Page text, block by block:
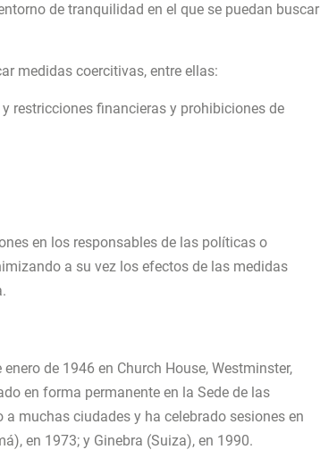
de tranquilidad en el que se puedan buscar
medidas coercitivas, entre ellas:
restricciones financieras y prohibiciones de
en los responsables de las políticas o
a su vez los efectos de las medidas
de 1946 en Church House, Westminster,
en forma permanente en la Sede de las
muchas ciudades y ha celebrado sesiones en
en 1973; y Ginebra (Suiza), en 1990.